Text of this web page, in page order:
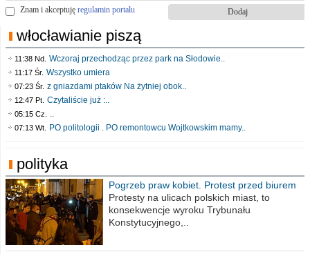
Znam i akceptuję regulamin portalu
włocławianie piszą
11:38 Nd. Wczoraj przechodząc przez park na Słodowie..
11:17 Śr. Wszystko umiera
07:23 Śr. z gniazdami ptaków Na żytniej obok..
12:47 Pt. Czytaliście już :..
05:15 Cz. ..
07:13 Wt. PO politologii . PO remontowcu Wojtkowskim mamy..
polityka
Pogrzeb praw kobiet. Protest przed biurem
poselskim PiS
Protesty na ulicach polskich miast, to
konsekwencje wyroku Trybunału
Konstytucyjnego,..